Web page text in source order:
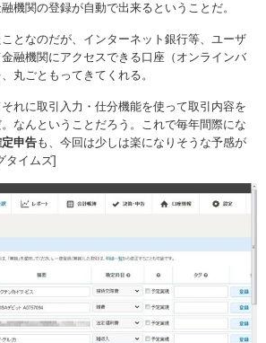
機関の登録が自動で出来るということだ。
となのだが、インターネット銀行等、ユーザ
金融機関にアクセスできる口座（オンラインバ
丸ごともってきてくれる。
れに取引入力・仕分機能を使って取引内容を
なんということだろう。これで毎年間際にな
申告も、今回は少しは楽になりそうな予感が
タイムズ]